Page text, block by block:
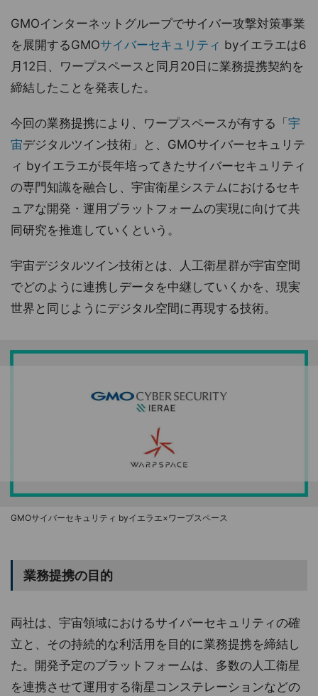
GMOインターネットグループでサイバー攻撃対策事業
を展開するGMOサイバーセキュリティ byイエラエは6
月12日、ワープスペースと同月20日に業務提携契約を
締結したことを発表した。
今回の業務提携により、ワープスペースが有する「 宇
宙デジタルツイン技術」と、GMOサイバーセキュリテ
ィ byイエラエが長年培ってきたサイバーセキュリティ
の専門知識を融合し、宇宙衛星システムにおけるセキ
ュアな開発・運用プラットフォームの実現に向けて共
同研究を推進していくという。
宇宙デジタルツイン技術とは、人工衛星群が宇宙空間
でどのように連携しデータを中継していくかを、現実
世界と同じようにデジタル空間に再現する技術。
GMOサイバーセキュリティ byイエラエ×ワープスペース
業務提携の目的
両社は、宇宙領域におけるサイバーセキュリティの確
立と、その持続的な利活用を目的に業務提携を締結し
た。開発予定のプラットフォームは、多数の人工衛星
を連携させて運用する衛星コンステレーションなどの